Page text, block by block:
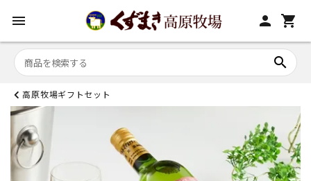
menu person shopping_cart
search
高原牧場ギフトセット